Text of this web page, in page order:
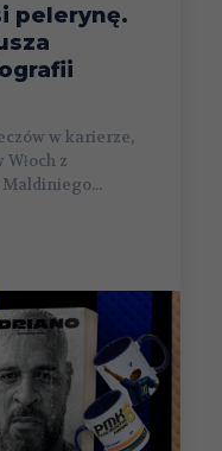
pelerynę.
w karierze,
z